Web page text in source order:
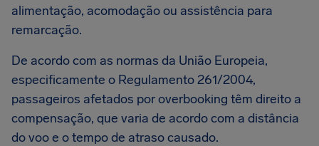
alimentação, acomodação ou assistência para
remarcação.
De acordo com as normas da União Europeia,
especificamente o Regulamento 261/2004,
passageiros afetados por overbooking têm direito a
compensação, que varia de acordo com a distância
do voo e o tempo de atraso causado.